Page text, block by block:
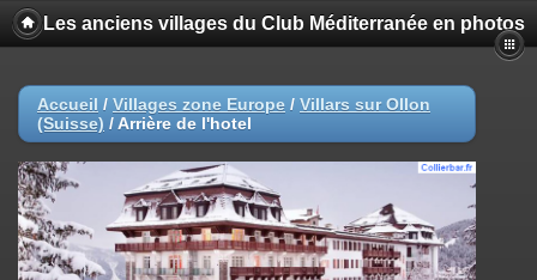
Les anciens villages du Club Méditerranée en photos
Accueil / Villages zone Europe / Villars sur Ollon
(Suisse) / Arrière de l'hotel